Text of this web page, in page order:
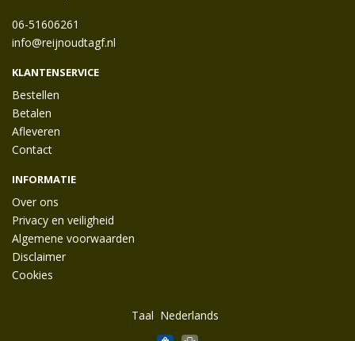
06-51606261
info@reijnoudtagf.nl
KLANTENSERVICE
Bestellen
Betalen
Afleveren
Contact
INFORMATIE
Over ons
Privacy en veiligheid
Algemene voorwaarden
Disclaimer
Cookies
Taal